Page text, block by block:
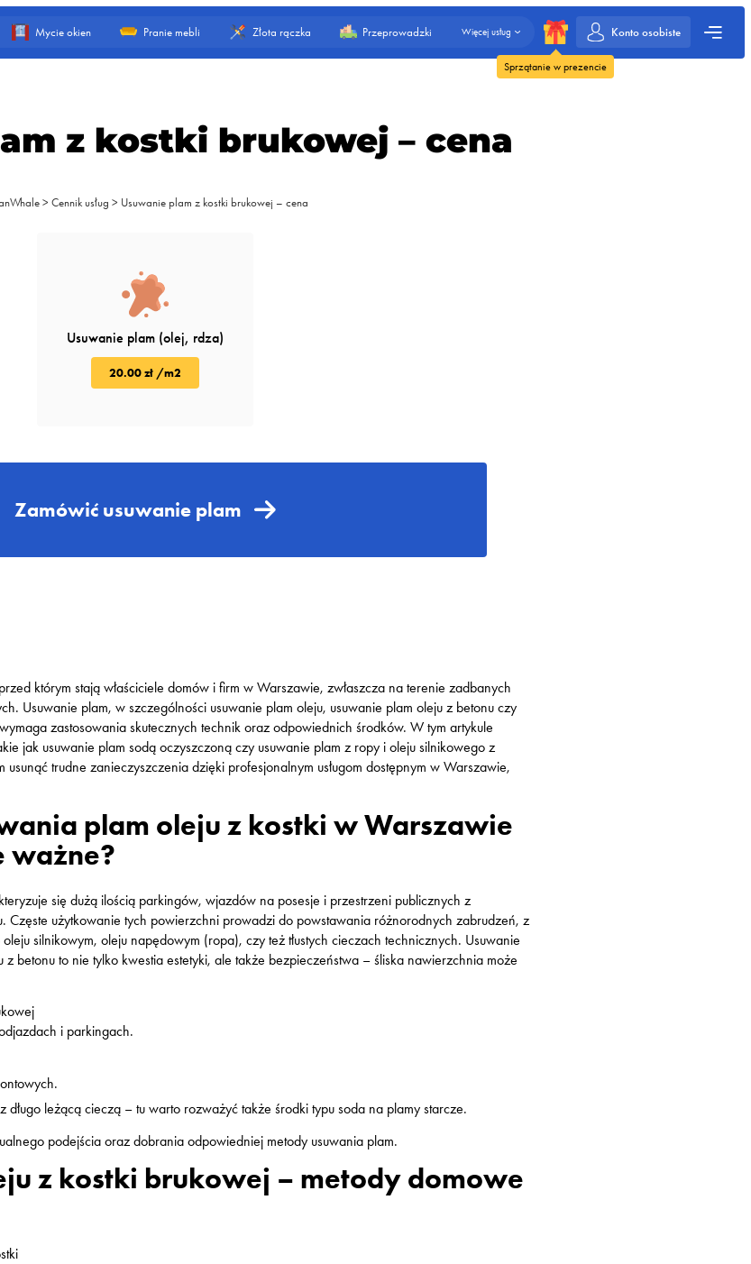
Mycie okien Pranie mebli Złota rączka Przeprowadzki Więcej usług
Sprzątanie w prezencie
Konto osobiste
z kostki brukowej – cena
> Cennik usług > Usuwanie plam z kostki brukowej – cena
Usuwanie plam (olej, rdza)
20.00 zł /m2
Zamówić usuwanie plam
którym stają właściciele domów i firm w Warszawie, zwłaszcza na terenie zadbanych
Usuwanie plam, w szczególności usuwanie plam oleju, usuwanie plam oleju z betonu czy
zastosowania skutecznych technik oraz odpowiednich środków. W tym artykule
jak usuwanie plam sodą oczyszczoną czy usuwanie plam z ropy i oleju silnikowego z
trudne zanieczyszczenia dzięki profesjonalnym usługom dostępnym w Warszawie,
plam oleju z kostki w Warszawie
ważne?
się dużą ilością parkingów, wjazdów na posesje i przestrzeni publicznych z
Częste użytkowanie tych powierzchni prowadzi do powstawania różnorodnych zabrudzeń, z
silnikowym, oleju napędowym (ropa), czy też tłustych cieczach technicznych. Usuwanie
z betonu to nie tylko kwestia estetyki, ale także bezpieczeństwa – śliska nawierzchnia może
i parkingach.
leżącą cieczą – tu warto rozważyć także środki typu soda na plamy starcze.
podejścia oraz dobrania odpowiedniej metody usuwania plam.
z kostki brukowej – metody domowe